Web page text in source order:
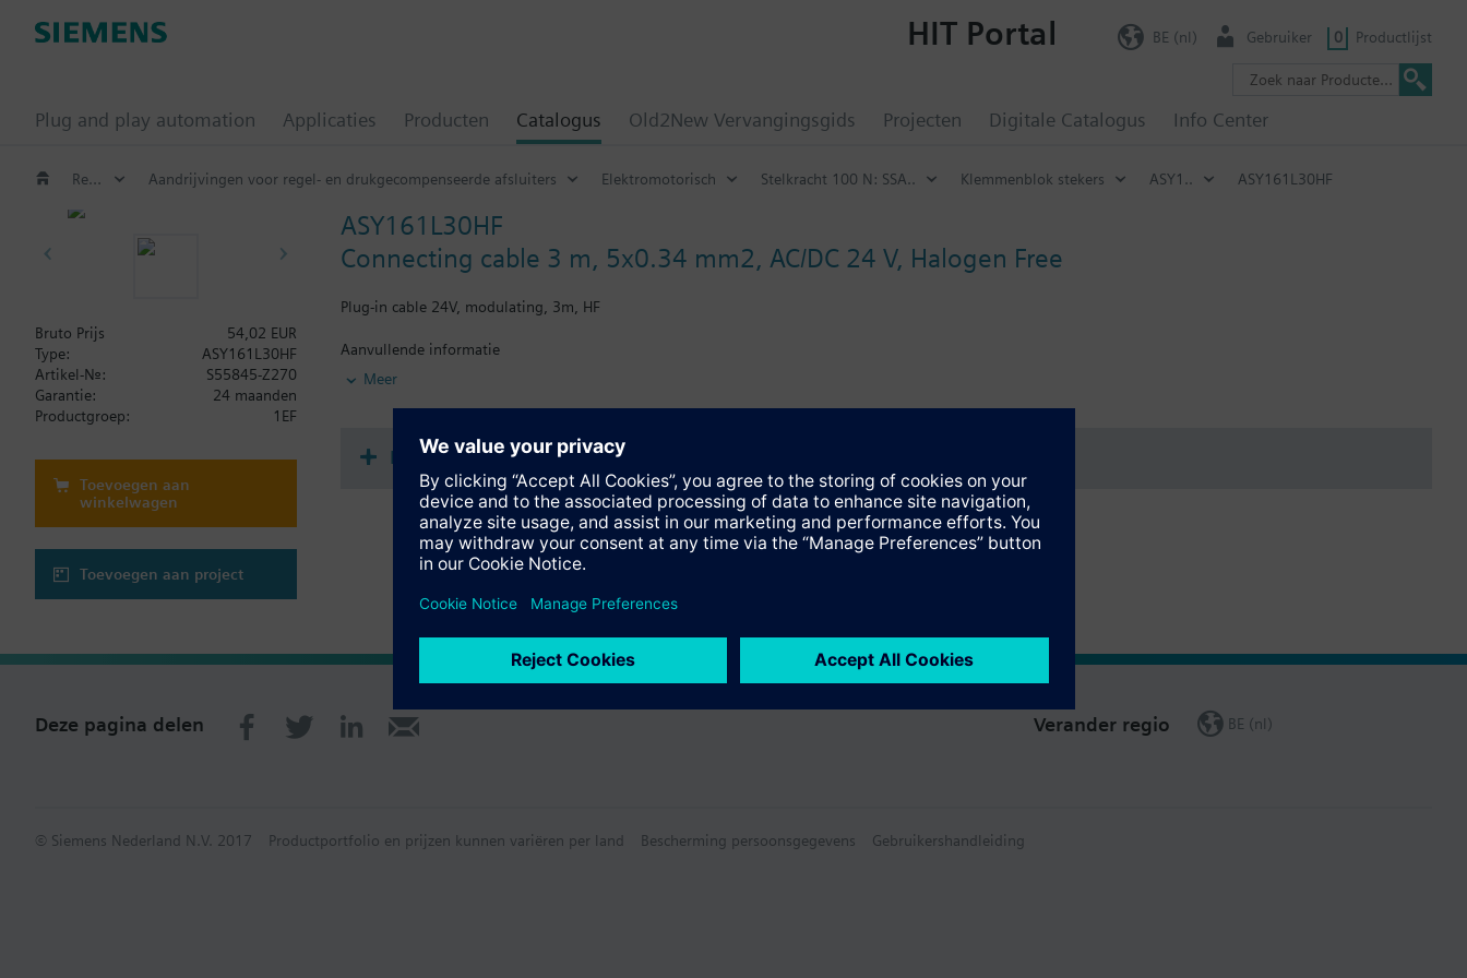
Plug and play automation Applicaties Producten Catalogus Old2New Vervangingsgids Projecten Digitale Catalogus Info Center
HIT Portal BE (nl) Gebruiker 0 Productlijst
Regelafsluiters en motoren Aandrijvingen voor regel- en drukgecompenseerde afsluiters Elektromotorisch Stelkracht 100 N: SSA.. Klemmenblok stekers ASY1.. ASY161L30HF
ASY161L30HF
Connecting cable 3 m, 5x0.34 mm2, AC/DC 24 V, Halogen Free
Plug-in cable 24V, modulating, 3m, HF
Aanvullende informatie
Accessories for SSB.., SSC.. and SSF.. actuators, refer to data sheets A6V12681511
Meer
Bruto Prijs
54,02 EUR
Type:
ASY161L30HF
Artikel-Nr.:
S55845-Z270
Garantie:
24 maanden
Productgroep:
1EF
Toevoegen aan
winkelwagen
Toevoegen aan project
Documenten
Deze pagina delen Verander regio BE (nl)
© Siemens Nederland N.V. 2017 Productportfolio en prijzen kunnen variëren per land Bescherming persoonsgegevens Gebruikershandleiding